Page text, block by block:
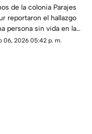
de Parajes del
VIDEO
de la colonia Parajes
reportaron el hallazgo
persona sin vida en la
06, 2026 05:42 p. m.